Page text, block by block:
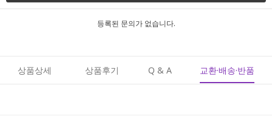
등록된 문의가 없습니다.
상품상세 상품후기 Q & A 교환·배송·반품